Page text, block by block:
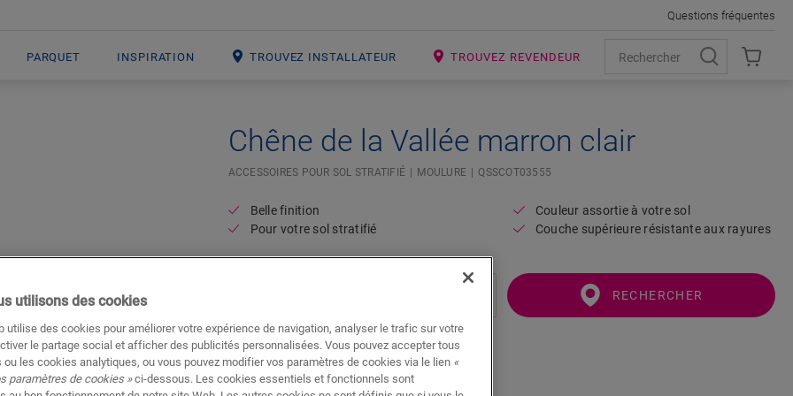
PARQUET INSPIRATION TROUVEZ INSTALLATEUR TROUVEZ REVENDEUR
Questions fréquentes
Chêne de la Vallée marron clair
ACCESSOIRES POUR SOL STRATIFIÉ MOULURE QSSCOT03555
Belle finition
Pour votre sol stratifié
Couleur assortie à votre sol
Couche supérieure résistante aux rayures
RECHERCHER
utilisons des cookies
utilise des cookies pour améliorer votre expérience de navigation, analyser le trafic sur votre
le partage social et afficher des publicités personnalisées. Vous pouvez accepter tous
ou les cookies analytiques, ou vous pouvez modifier vos paramètres de cookies via le lien «
paramètres de cookies »ci-dessous. Les cookies essentiels et fonctionnels sont